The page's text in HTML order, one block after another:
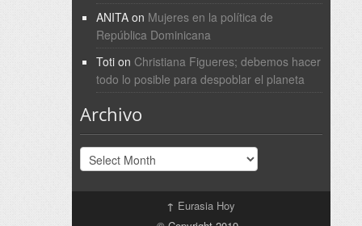
ANITAon Mujeres en la política de
República Dominicana
Totion Christiana Figueres; debemos hacer
todo lo posible para despoblar el planeta
Archivo
Archivo
↑ Eurasia Hoy